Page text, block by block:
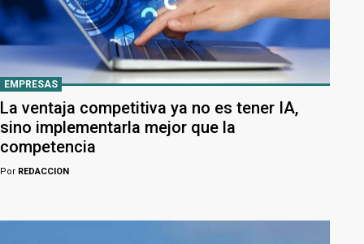
EMPRESAS
La ventaja competitiva ya no es tener IA,
sino implementarla mejor que la
competencia
Por REDACCION